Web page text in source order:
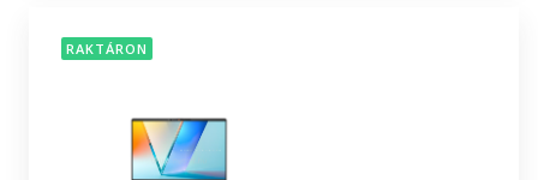
RAKTÁRON